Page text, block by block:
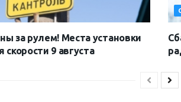
за рулем! Места установки
9 августа